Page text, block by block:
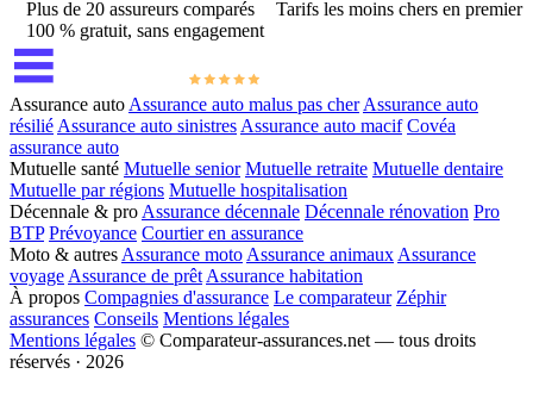
Plus de 20 assureurs comparés
Tarifs les moins chers en premier
100 % gratuit, sans engagement
Assurance auto Assurance auto malus pas cher Assurance auto
résilié Assurance auto sinistres Assurance auto macif Covéa
assurance auto
Mutuelle santé Mutuelle senior Mutuelle retraite Mutuelle dentaire
Mutuelle par régions Mutuelle hospitalisation
Décennale & pro Assurance décennale Décennale rénovation Pro
BTP Prévoyance Courtier en assurance
Moto & autres Assurance moto Assurance animaux Assurance
voyage Assurance de prêt Assurance habitation
À propos Compagnies d'assurance Le comparateur Zéphir
assurances Conseils Mentions légales
Mentions légales © Comparateur-assurances.net — tous droits
réservés · 2026